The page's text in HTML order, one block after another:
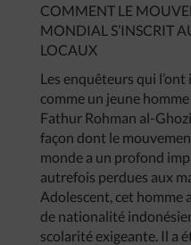
COMMENT LE
MONDIAL S’INSCRIT
LOCAUX
Les enquêteurs qui
comme un jeune
Fathur Rohman al-
façon dont le
monde a un profond
autrefois perdues aux
Adolescent, cet homme
de nationalité
scolarité exigeante. Il a